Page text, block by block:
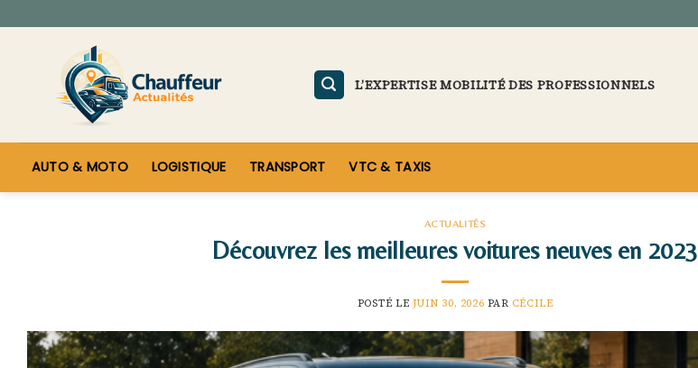
to
L’EXPERTISE MOBILITÉ DES PROFESSIONNELS
AUTO & MOTO LOGISTIQUE TRANSPORT VTC & TAXIS
ACTUALITÉS
Découvrez les meilleures voitures neuves en 2023
POSTÉ LE JUIN 30, 2026 PAR CÉCILE